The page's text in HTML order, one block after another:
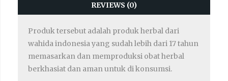
REVIEWS (0)
Produk tersebut adalah produk herbal dari
wahida indonesia yang sudah lebih dari 17 tahun
memasarkan dan memproduksi obat herbal
berkhasiat dan aman untuk di konsumsi.